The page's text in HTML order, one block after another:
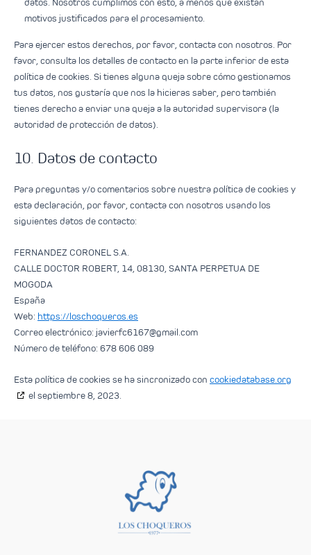
datos. Nosotros cumplimos con esto, a menos que existan
motivos justificados para el procesamiento.
Para ejercer estos derechos, por favor, contacta con nosotros. Por
favor, consulta los detalles de contacto en la parte inferior de esta
política de cookies. Si tienes alguna queja sobre cómo gestionamos
tus datos, nos gustaría que nos la hicieras saber, pero también
tienes derecho a enviar una queja a la autoridad supervisora (la
autoridad de protección de datos).
10. Datos de contacto
Para preguntas y/o comentarios sobre nuestra política de cookies y
esta declaración, por favor, contacta con nosotros usando los
siguientes datos de contacto:
FERNANDEZ CORONEL S.A.
CALLE DOCTOR ROBERT, 14, 08130, SANTA PERPETUA DE
MOGODA
España
Web: https://loschoqueros.es
Correo electrónico: moc.liamg@7616cfreivaj
Número de teléfono: 678 606 089
Esta política de cookies se ha sincronizado con cookiedatabase.org
el septiembre 8, 2023.